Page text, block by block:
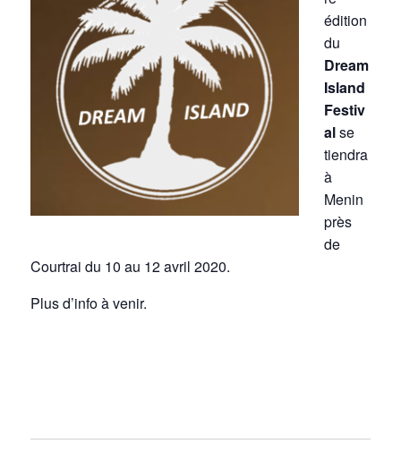
édition
du
Dream
Island
Festiv
alse
tiendra
à
Menin
près
de
Courtrai du 10 au 12 avril 2020.
Plus d’info à venir.